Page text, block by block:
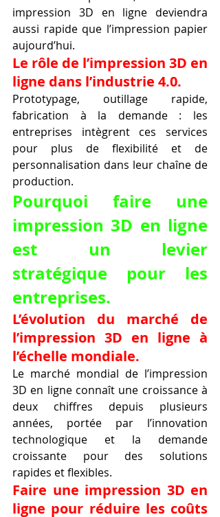
impression 3D en ligne deviendra
aussi rapide que l’impression papier
aujourd’hui.
Le rôle de l’impression 3D en
ligne dans l’industrie 4.0.
Prototypage, outillage rapide,
fabrication à la demande : les
entreprises intègrent ces services
pour plus de flexibilité et de
personnalisation dans leur chaîne de
production.
Pourquoi faire une
impression 3D en ligne
est un levier
stratégique pour les
entreprises.
L’évolution du marché de
l’impression 3D en ligne à
l’échelle mondiale.
Le marché mondial de l’impression
3D en ligne connaît une croissance à
deux chiffres depuis plusieurs
années, portée par l’innovation
technologique et la demande
croissante pour des solutions
rapides et flexibles.
Faire une impression 3D en
ligne pour réduire les coûts